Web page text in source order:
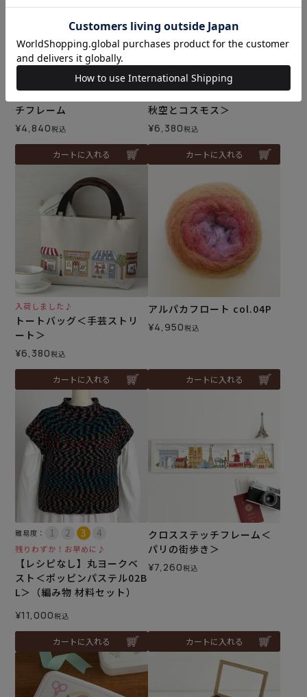
ハロウィンのクロスステッ
チフレーム
¥4,840税込
カートに入れる
クロスステッチフレーム＜
秋空とコスモス＞
¥6,380税込
カートに入れる
入荷しました♪
トートバッグ＜手芸ストリ
ート＞
¥6,380税込
カートに入れる
アルパカフロート col.04P
¥4,950税込
カートに入れる
難易度：
残りわずか！お早めに♪
【レシピなし】丸ヨークベ
スト＜ポッピンパステル02B
L＞（編み物 材料セット）
¥11,000税込
カートに入れる
クロスステッチフレーム＜
パリの街歩き＞
¥7,260税込
カートに入れる